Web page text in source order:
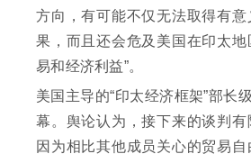
方向，有可能不仅无法取得有
果，而且还会危及美国在印太
易和经济利益”。
美国主导的“印太经济框架”部长
幕。舆论认为，接下来的谈判有
因为相比其他成员关心的贸易